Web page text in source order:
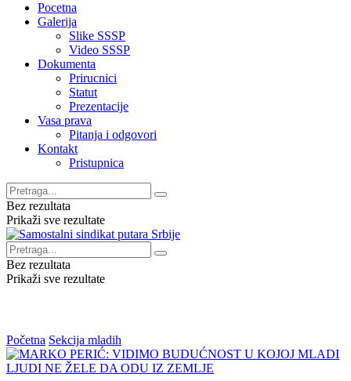
Pocetna
Galerija
Slike SSSP
Video SSSP
Dokumenta
Prirucnici
Statut
Prezentacije
Vasa prava
Pitanja i odgovori
Kontakt
Pristupnica
Bez rezultata
Prikaži sve rezultate
Bez rezultata
Prikaži sve rezultate
Početna Sekcija mladih